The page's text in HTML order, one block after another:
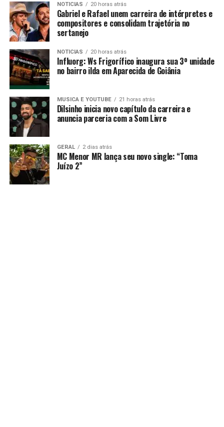
NOTICIAS 20 horas atrás
Gabriel e Rafael unem carreira de intérpretes e
compositores e consolidam trajetória no
sertanejo
NOTICIAS 20 horas atrás
Influorg: Ws Frigorífico inaugura sua 3º unidade
no bairro ilda em Aparecida de Goiânia
MUSICA E YOUTUBE 21 horas atrás
Dilsinho inicia novo capítulo da carreira e
anuncia parceria com a Som Livre
GERAL 2 dias atrás
MC Menor MR lança seu novo single: “Toma
Juízo 2”